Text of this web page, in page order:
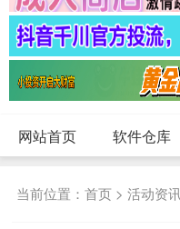
网站首页 软件仓库
当前位置：首页 >活动资